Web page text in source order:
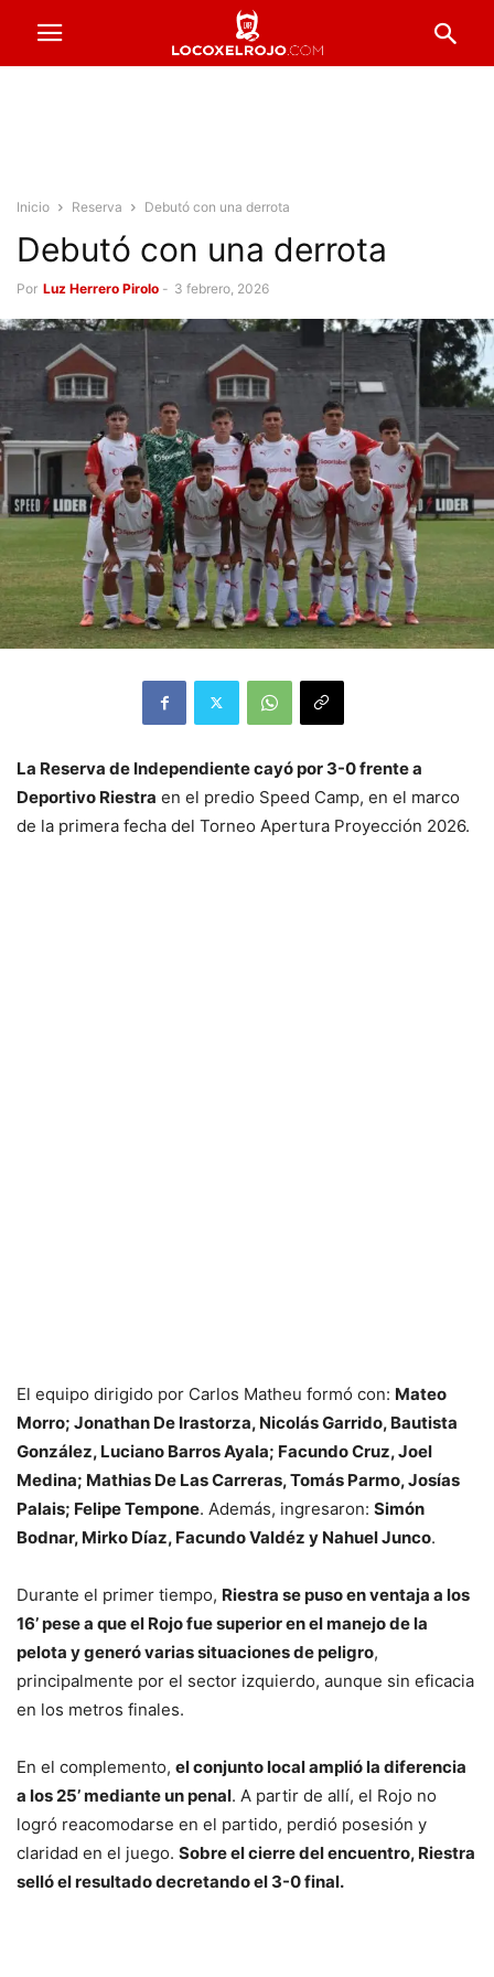
Inicio Reserva Debutó con una derrota
Debutó con una derrota
Por Luz Herrero Pirolo - 3 febrero, 2026
La Reserva de Independiente cayó por 3-0 frente a
Deportivo Riestra en el predio Speed Camp, en el marco
de la primera fecha del Torneo Apertura Proyección 2026.
El equipo dirigido por Carlos Matheu formó con: Mateo
Morro; Jonathan De Irastorza, Nicolás Garrido, Bautista
González, Luciano Barros Ayala; Facundo Cruz, Joel
Medina; Mathias De Las Carreras, Tomás Parmo, Josías
Palais; Felipe Tempone. Además, ingresaron: Simón
Bodnar, Mirko Díaz, Facundo Valdéz y Nahuel Junco.
Durante el primer tiempo, Riestra se puso en ventaja a los
16’ pese a que el Rojo fue superior en el manejo de la
pelota y generó varias situaciones de peligro,
principalmente por el sector izquierdo, aunque sin eficacia
en los metros finales.
En el complemento, el conjunto local amplió la diferencia
a los 25’ mediante un penal. A partir de allí, el Rojo no
logró reacomodarse en el partido, perdió posesión y
claridad en el juego. Sobre el cierre del encuentro, Riestra
selló el resultado decretando el 3-0 final.